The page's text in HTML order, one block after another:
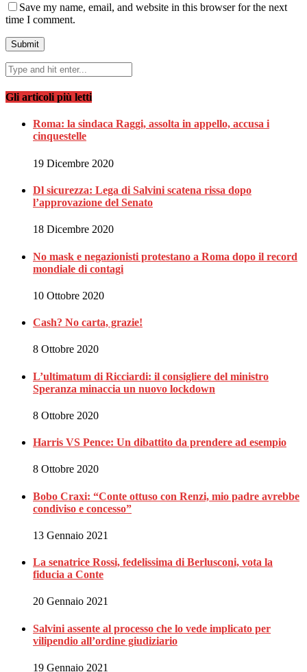
Save my name, email, and website in this browser for the next
time I comment.
Gli articoli più letti
Roma: la sindaca Raggi, assolta in appello, accusa i
cinquestelle
19 Dicembre 2020
Dl sicurezza: Lega di Salvini scatena rissa dopo
l’approvazione del Senato
18 Dicembre 2020
No mask e negazionisti protestano a Roma dopo il record
mondiale di contagi
10 Ottobre 2020
Cash? No carta, grazie!
8 Ottobre 2020
L’ultimatum di Ricciardi: il consigliere del ministro
Speranza minaccia un nuovo lockdown
8 Ottobre 2020
Harris VS Pence: Un dibattito da prendere ad esempio
8 Ottobre 2020
Bobo Craxi: “Conte ottuso con Renzi, mio padre avrebbe
condiviso e concesso”
13 Gennaio 2021
La senatrice Rossi, fedelissima di Berlusconi, vota la
fiducia a Conte
20 Gennaio 2021
Salvini assente al processo che lo vede implicato per
vilipendio all’ordine giudiziario
19 Gennaio 2021